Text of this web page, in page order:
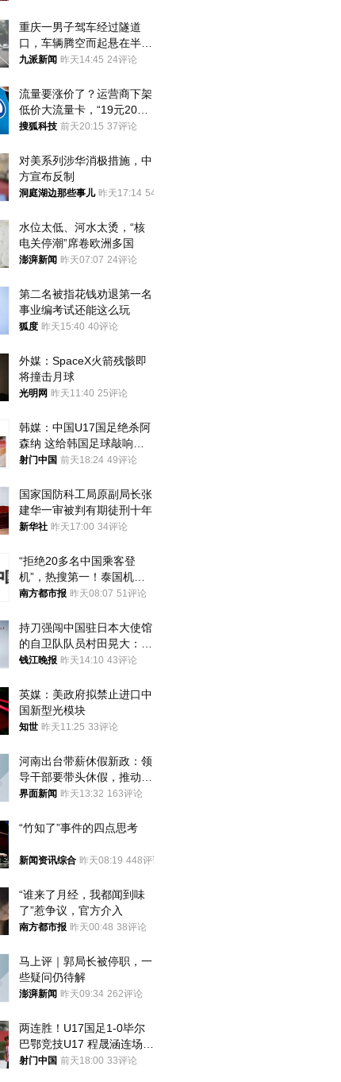
重庆一男子驾车经过隧道
口，车辆腾空而起悬在半
空，消防： 2人已送医，正
九派新闻 昨天14:45 24评论
流量要涨价了？运营商下架
低价大流量卡，“19元200
G”成为历史
搜狐科技 前天20:15 37评论
对美系列涉华消极措施，中
方宣布反制
洞庭湖边那些事儿 昨天17:14 54评论
水位太低、河水太烫，“核
电关停潮”席卷欧洲多国
澎湃新闻 昨天07:07 24评论
第二名被指花钱劝退第一名
事业编考试还能这么玩
狐度 昨天15:40 40评论
外媒：SpaceX火箭残骸即
将撞击月球
光明网 昨天11:40 25评论
韩媒：中国U17国足绝杀阿
森纳 这给韩国足球敲响了
警钟
射门中国 前天18:24 49评论
国家国防科工局原副局长张
建华一审被判有期徒刑十年
新华社 昨天17:00 34评论
“拒绝20多名中国乘客登
机”，热搜第一！泰国机场
方道歉
南方都市报 昨天08:07 51评论
持刀强闯中国驻日本大使馆
的自卫队队员村田晃大：对
自己的行为深感后悔；曾申
钱江晚报 昨天14:10 43评论
英媒：美政府拟禁止进口中
国新型光模块
知世 昨天11:25 33评论
河南出台带薪休假新政：领
导干部要带头休假，推动全
员应休尽休、休满休足
界面新闻 昨天13:32 163评论
“竹知了”事件的四点思考
新闻资讯综合 昨天08:19 448评论
“谁来了月经，我都闻到味
了”惹争议，官方介入
南方都市报 昨天00:48 38评论
马上评｜郭局长被停职，一
些疑问仍待解
澎湃新闻 昨天09:34 262评论
两连胜！U17国足1-0毕尔
巴鄂竞技U17 程晟涵连场破
门
射门中国 前天18:00 33评论